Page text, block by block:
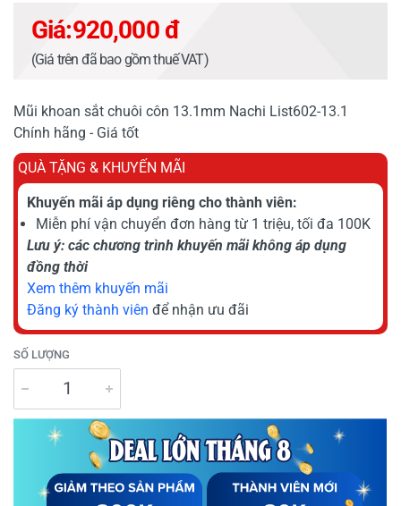
Giá:920,000 đ
(Giá trên đã bao gồm thuế VAT)
Mũi khoan sắt chuôi côn 13.1mm Nachi List602-13.1
Chính hãng - Giá tốt
QUÀ TẶNG & KHUYẾN MÃI
Khuyến mãi áp dụng riêng cho thành viên:
Miễn phí vận chuyển đơn hàng từ 1 triệu, tối đa 100K
Lưu ý: các chương trình khuyến mãi không áp dụng
đồng thời
Xem thêm khuyến mãi
Đăng ký thành viên để nhận ưu đãi
SỐ LƯỢNG